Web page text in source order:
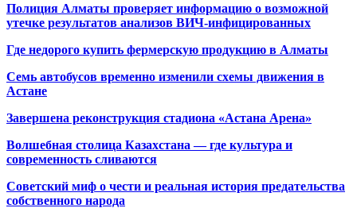
Полиция Алматы проверяет информацию о возможной
утечке результатов анализов ВИЧ-инфицированных
Где недорого купить фермерскую продукцию в Алматы
Семь автобусов временно изменили схемы движения в
Астане
Завершена реконструкция стадиона «Астана Арена»
Волшебная столица Казахстана — где культура и
современность сливаются
Советский миф о чести и реальная история предательства
собственного народа